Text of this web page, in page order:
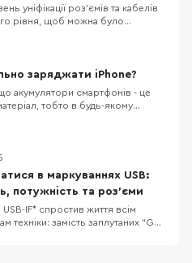
уніфікації роз’ємів та кабелів
рівня, щоб можна було
Apple зайвий раз це доводить. В
ми поговоримо про
та USB-C. Хоча вони виглядають
ж іс
заряджати iPhone?
акумулятори смартфонів - це
тобто в будь-якому
відстежувати
у налаштуваннях без
сторонніх застосунків
в маркуваннях USB:
потужність та роз’єми
IF* спростив життя всім
техніки: замість заплутаних “Gen